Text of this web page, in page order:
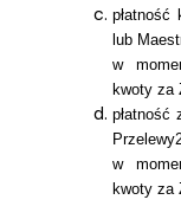
płatność
lub
w
kwoty za
płatność
w
kwoty za